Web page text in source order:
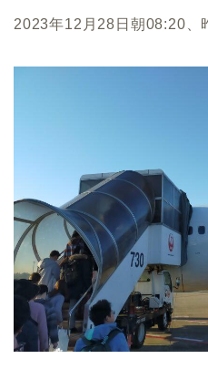
2023年12月28日朝08:20、